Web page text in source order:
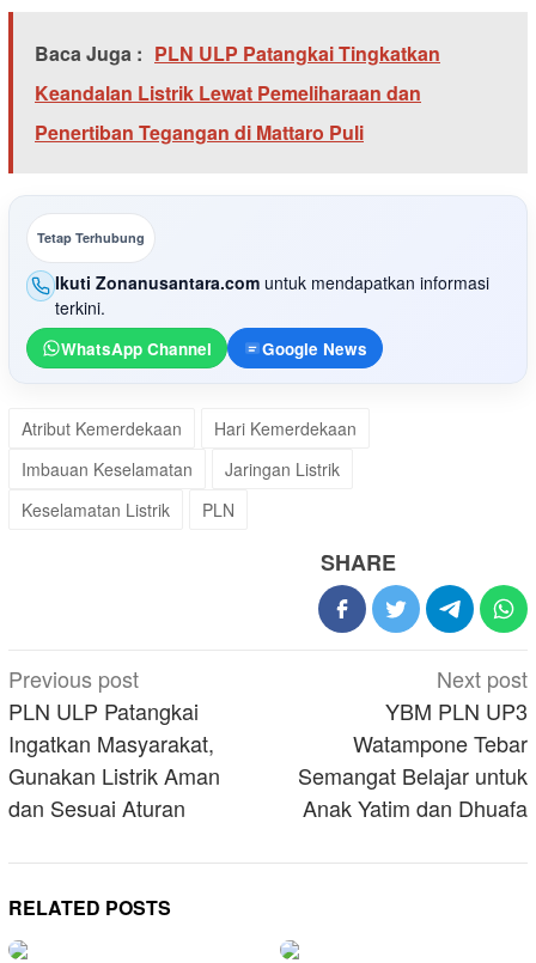
Baca Juga : PLN ULP Patangkai Tingkatkan
Keandalan Listrik Lewat Pemeliharaan dan
Penertiban Tegangan di Mattaro Puli
Tetap Terhubung
Ikuti Zonanusantara.com untuk mendapatkan informasi
terkini.
WhatsApp Channel Google News
Atribut Kemerdekaan
Hari Kemerdekaan
Imbauan Keselamatan
Jaringan Listrik
Keselamatan Listrik
PLN
SHARE
Post
navigation
Previous post
PLN ULP Patangkai
Ingatkan Masyarakat,
Gunakan Listrik Aman
dan Sesuai Aturan
Next post
YBM PLN UP3
Watampone Tebar
Semangat Belajar untuk
Anak Yatim dan Dhuafa
RELATED POSTS